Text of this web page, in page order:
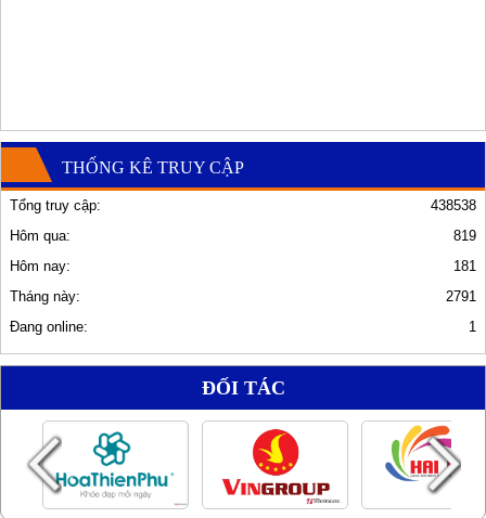
THỐNG KÊ TRUY CẬP
438538
Tổng truy cập:
819
Hôm qua:
181
Hôm nay:
2791
Tháng này:
1
Đang online:
ĐỐI TÁC